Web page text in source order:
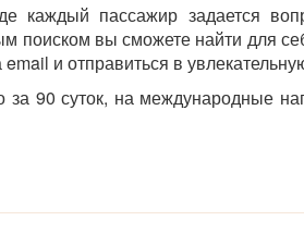
каждый пассажир задается
поиском вы сможете найти для
и отправиться в
90 суток, на международные